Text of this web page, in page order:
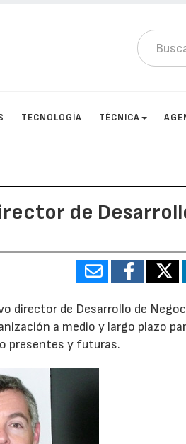
TECNOLOGÍA TÉCNICA
de
director de Desarrollo de
a medio y largo plazo
presentes y futuras.